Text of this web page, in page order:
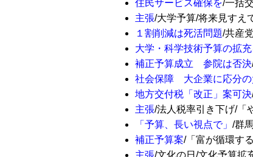
住民サービス確保を/一括
主張/大学予算/将来見すえ
１割削減は死活問題/共産
大学・科学技術予算の拡充
補正予算成立 参院は否決
社会保障 大企業に応分の
地方交付税「改正」案可決
主張/法人税率引き下げ/「
「予算、長い視点で」 /群
補正予算案/「富が循環す
主張/文化の日/文化予算拡